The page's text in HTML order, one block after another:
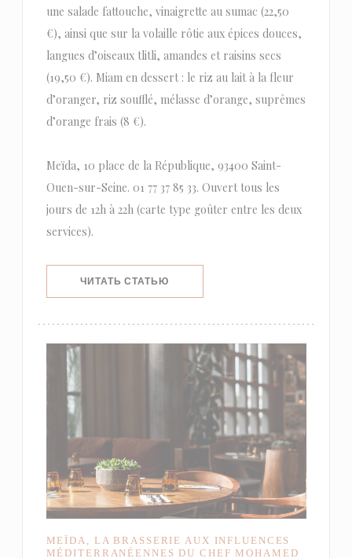
une salade fattouche, vinaigrette au sumac (22,50
€), ainsi que sur la volaille rôtie aux épices douces,
langues d’oiseaux tlitli, amandes et raisins secs
(19,50 €). Miam en dessert : le riz au lait à la fleur
d’oranger, riz soufflé, mélasse d’orange, suprêmes
d’orange frais (8 €).
Meïda, 10 place de la République, 93400 Saint-
Ouen-sur-Seine. 01 77 37 85 33. Ouvert tous les
jours de 12h à 22h (carte type goûter entre les deux
services).
ЧИТАТЬ СТАТЬЮ
MEÏDA, LA BRASSERIE AUX INFLUENCES
MÉDITERRANÉENNES DU CHEF MOHAMED